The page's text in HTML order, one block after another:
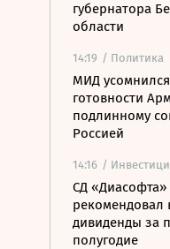
губернатора
области
14:19 / Политика
МИД
готовности
подлинному
Россией
14:16 /
СД «Диасофта»
рекомендовал
дивиденды за
полугодие